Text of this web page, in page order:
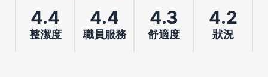
4.4
整潔度
4.4
職員服務
4.3
舒適度
4.2
狀況